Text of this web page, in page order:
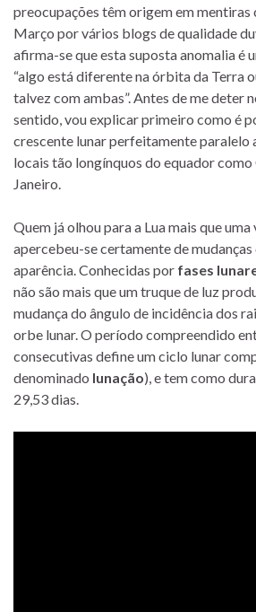
preocupações têm origem em mentiras
Março por vários blogs de qualidade
afirma-se que esta suposta anomalia é
“algo está diferente na órbita da Terra
talvez com ambas”. Antes de me deter
sentido, vou explicar primeiro como é
crescente lunar perfeitamente paralelo
locais tão longínquos do equador como
Janeiro.
Quem já olhou para a Lua mais que uma
apercebeu-se certamente de mudanças
aparência. Conhecidas por fases
não são mais que um truque de luz
mudança do ângulo de incidência dos
orbe lunar. O período compreendido
consecutivas define um ciclo lunar
denominado lunação), e tem como
29,53 dias.